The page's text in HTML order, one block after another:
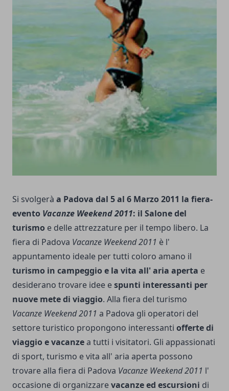
Si svolgerà a Padova dal 5 al 6 Marzo 2011 la fiera-
evento Vacanze Weekend 2011: il Salone del
turismo e delle attrezzature per il tempo libero. La
fiera di Padova Vacanze Weekend 2011 è l'
appuntamento ideale per tutti coloro amano il
turismo in campeggio e la vita all' aria aperta e
desiderano trovare idee espunti interessanti per
nuove mete di viaggio. Alla fiera del turismo
Vacanze Weekend 2011 a Padova gli operatori del
settore turistico propongono interessanti offerte di
viaggio e vacanzea tutti i visitatori. Gli appassionati
di sport, turismo e vita all' aria aperta possono
trovare alla fiera di Padova Vacanze Weekend 2011 l'
occasione di organizzarevacanze ed escursioni di